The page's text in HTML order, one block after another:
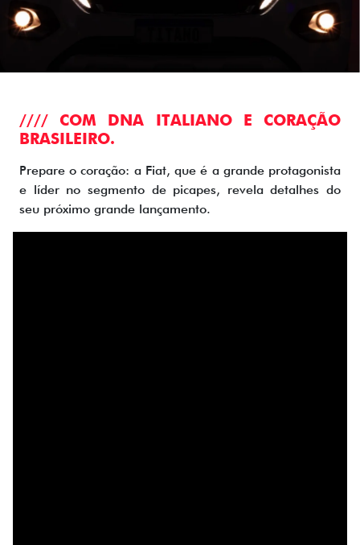
//// COM DNA ITALIANO E CORAÇÃO
BRASILEIRO.
Prepare o coração: a Fiat, que é a grande protagonista
e líder no segmento de picapes, revela detalhes do
seu próximo grande lançamento.